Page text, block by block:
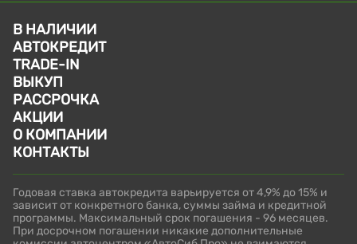
В НАЛИЧИИ
АВТОКРЕДИТ
TRADE-IN
ВЫКУП
РАССРОЧКА
АКЦИИ
О КОМПАНИИ
КОНТАКТЫ
Годовая ставка автокредита варьируется от 4,9% до 15% и
зависит от конкретного банка, суммы займа и кредитной
программы. Максимальный срок погашения - 96 месяцев.
При досрочном погашении никакие дополнительные